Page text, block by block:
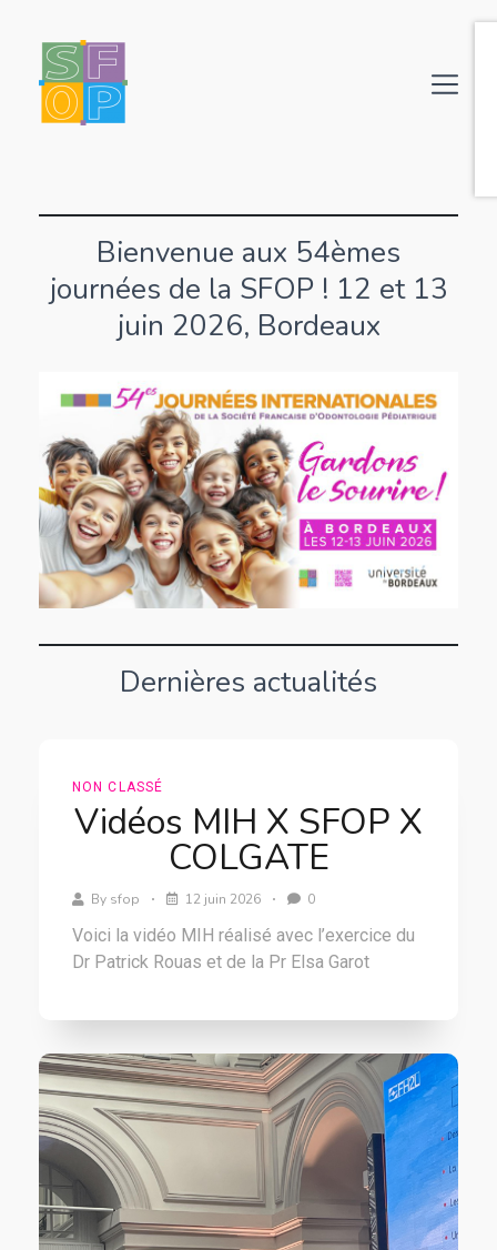
Bienvenue aux 54èmes
journées de la SFOP ! 12 et 13
juin 2026, Bordeaux
Dernières actualités
NON CLASSÉ
Vidéos MIH X SFOP X
COLGATE
By sfop 12 juin 2026 0
Voici la vidéo MIH réalisé avec l’exercice du
Dr Patrick Rouas et de la Pr Elsa Garot